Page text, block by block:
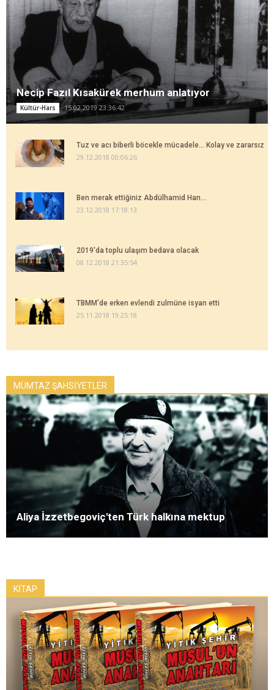
Necip Fazıl Kısakürek merhum anlatıyor
Kültür-Hars 15.02.2019 23:36:42
Tuz ve acı biberli böcekle mücadele... Kolay ve zararsız
29.12.2018 00:06:26
Ben merak ettiğiniz Abdülhamid Han...
23.12.2018 17:18:13
2019'da toplu ulaşım bedava olacak
08.12.2018 21:35:54
TBMM'de erken evlendi zulmüne isyan etti
25.11.2018 19:25:18
MÜMTAZ ŞAHSİYETLER
Aliya İzzetbegoviç'ten Türk halkına mektup
KİTAP